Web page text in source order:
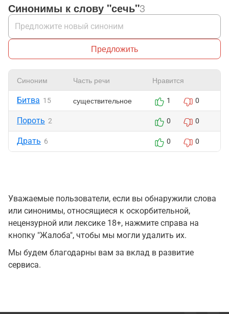
Синонимы к слову "сечь"3
Предложить
Синоним Часть речи Нравится
Битва 15 существительное 1 0
Пороть 2 0 0
Драть 6 0 0
Уважаемые пользователи, если вы обнаружили слова
или синонимы, относящиеся к оскорбительной,
нецензурной или лексике 18+, нажмите справа на
кнопку "Жалоба", чтобы мы могли удалить их.
Мы будем благодарны вам за вклад в развитие
сервиса.